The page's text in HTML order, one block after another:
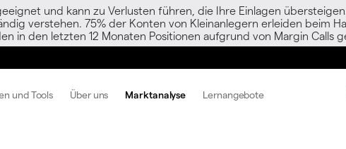
und kann zu Verlusten führen, die Ihre Einlagen
verstehen. 75% der Konten von Kleinanlegern erleiden beim
in den letzten 12 Monaten Positionen aufgrund von Margin Calls
und Tools Über uns Marktanalyse Lernangebote